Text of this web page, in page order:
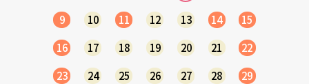
9
10 11 12 13 14
15
16
17 18 19 20 21
22
23
24 25 26 27 28
29